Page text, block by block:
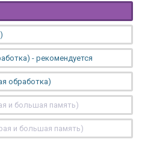
- рекомендуется
обработка)
и большая память)
и большая память)